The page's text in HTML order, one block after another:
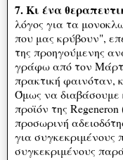
7. Κι ένα
λόγος για τα
που μας κρύβουν",
της προηγούμενης
γράφω από τον
πρακτική φαινόταν,
Όμως να διαβάσουμε
προϊόν της
προσωρινή
για συγκεκριμένους
συγκεκριμένους